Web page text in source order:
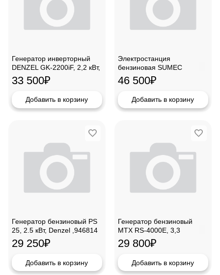
Генератор инверторный
DENZEL GK-2200iF, 2,2 кВт,
230 В,94707
33 500₽
Добавить в корзину
Электростанция
бензиновая SUMEC
SU7700
46 500₽
Добавить в корзину
Генератор бензиновый PS
25, 2.5 кВт, Denzel ,946814
29 250₽
Добавить в корзину
Генератор бензиновый
MTX RS-4000E, 3,3
кВт,946125
29 800₽
Добавить в корзину